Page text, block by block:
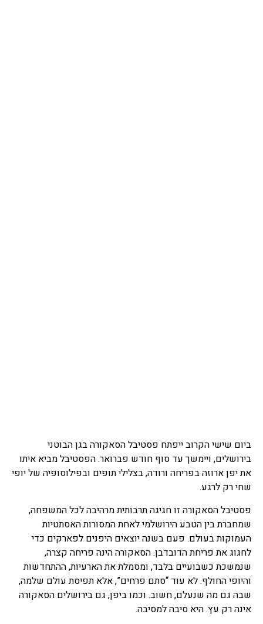
ביום שישי הקרוב ייפתח פסטיבל הסאקורה בגן הבוטני
בירושלים, ויימשך עד סוף חודש פברואר. הפסטיבל מביא איתו
את יפן ארוזה בפריחה ורודה, בצלילי תופים ובפילוסופיה של יופי
שחי רק לרגע.
פסטיבל הסאקורה זו חגיגה תרבותית מרהיבה לכל המשפחה,
שמחברת בין הטבע הירושלמי לאחת המסורות האסתטיות
העמוקות בעולם. פעם בשנה יוצאים היפנים לפארקים כדי
לחגוג את פריחת הדובדבן. הסאקורה הינה פריחה קצרה,
שנמשכת כשבועיים בלבד, ומסמלת את הארעיות, ההתחדשות
והיופי החולף. לא עוד “סתם פרחים”, אלא תפיסת עולם שלמה,
שבה גם מה שנעלם, חשוב. וכמו ביפן, גם בירושלים הסאקורה
אינה רק עץ. היא סיבה למסיבה.